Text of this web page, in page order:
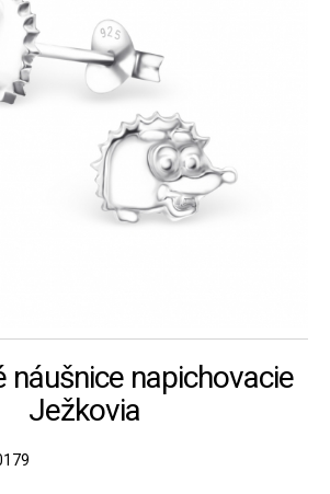
náušnice napichovacie
Ježkovia